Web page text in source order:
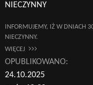
NIECZYNNY
INFORMUJEMY, IŻ W DNIACH
NIECZYNNY.
WIĘCEJ
OPUBLIKOWANO:
24.10.2025